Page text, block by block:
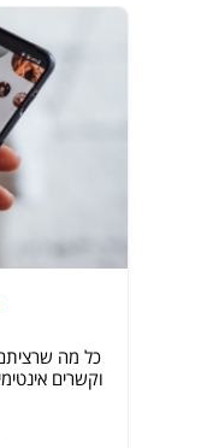
כל מה
וקשרים